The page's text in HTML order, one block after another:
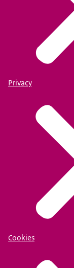
Privacy
Cookies